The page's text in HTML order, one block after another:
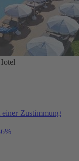
Zustimmung